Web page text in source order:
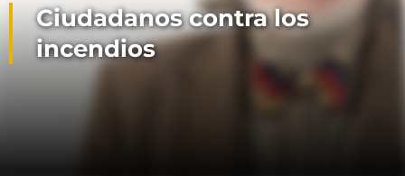
Ciudadanos contra los
incendios